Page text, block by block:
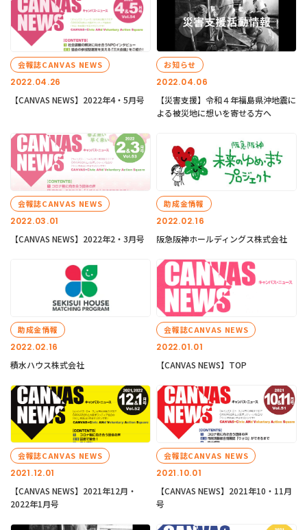
2022.04.26
会報誌CANVAS NEWS
【CANVAS NEWS】2022年4・5月号
2022.04.06
お知らせ
【災害支援】令和４年福島県沖地震に
よる被災地に想いを寄せる方へ
2022.03.01
会報誌CANVAS NEWS
【CANVAS NEWS】2022年2・3月号
2022.02.16
助成金情報
阪急阪神ホールディングス株式会社
2022.02.16
助成金情報
積水ハウス株式会社
2022.01.01
会報誌CANVAS NEWS
【CANVAS NEWS】TOP
2021.12.01
会報誌CANVAS NEWS
【CANVAS NEWS】2021年12月・
2022年1月号
2021.10.01
会報誌CANVAS NEWS
【CANVAS NEWS】2021年10・11月
号